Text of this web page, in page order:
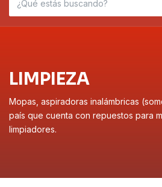
LIMPIEZA
Mopas, aspiradoras inalámbricas
país que cuenta con repuestos para
limpiadores.